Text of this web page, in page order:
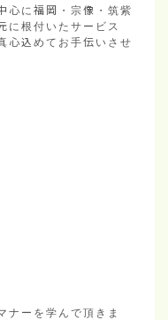
心に福岡・宗像・筑紫
に根付いたサービス
心込めてお手伝いさせ
ナーを学んで頂きま